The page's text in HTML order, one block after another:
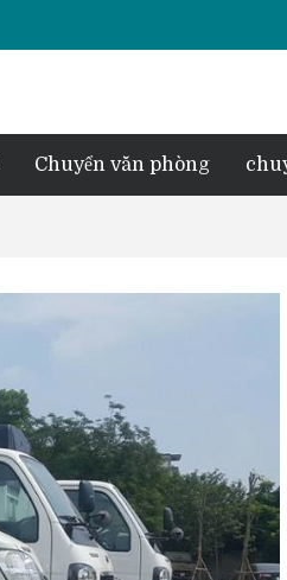
Chuyển văn phòng